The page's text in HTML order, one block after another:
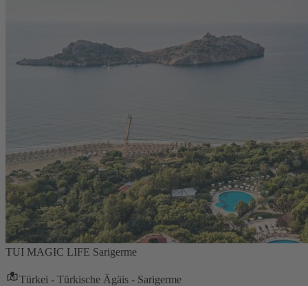
TUI MAGIC LIFE Sarigerme
Türkei - Türkische Ägäis - Sarigerme